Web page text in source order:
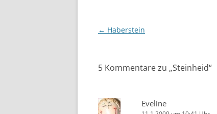
Beitragsnavigation
← Haberstein
5 Kommentare zu „Steinheid“
Eveline